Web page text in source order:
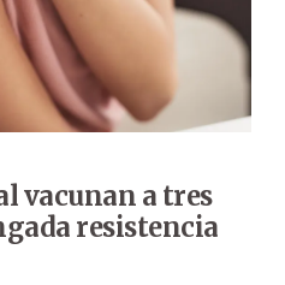
vacunan a tres
resistencia